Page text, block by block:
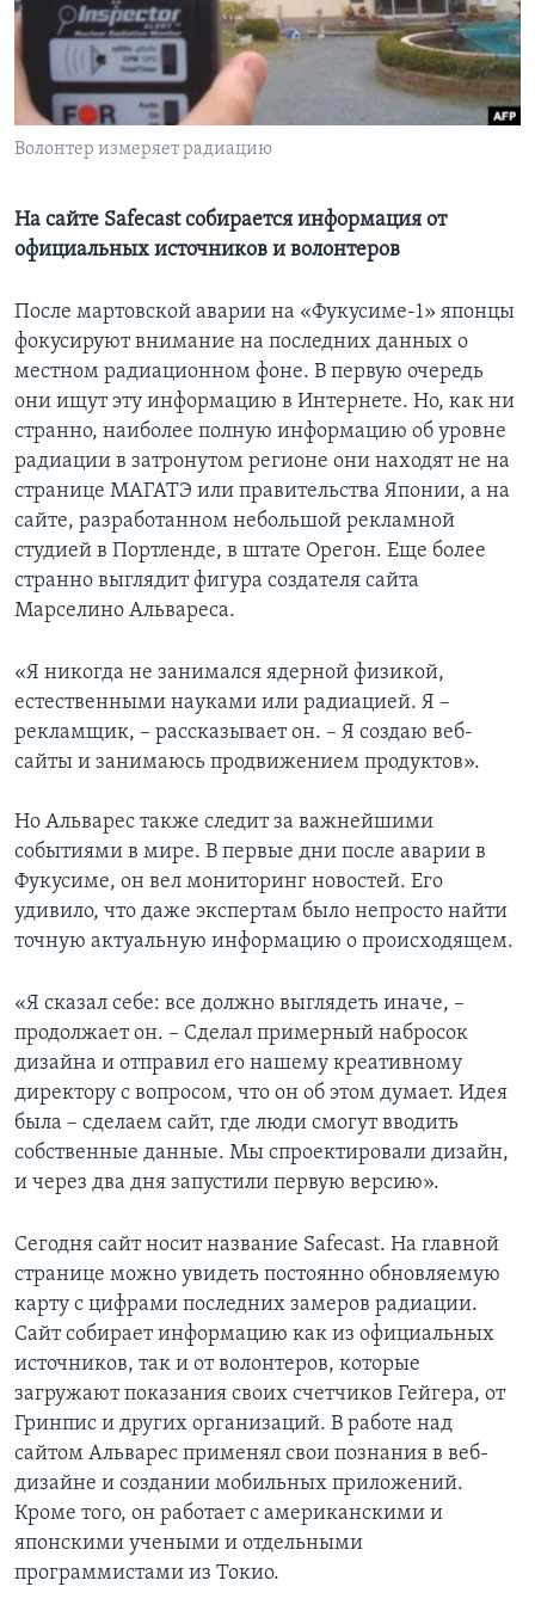
Learning English
СОЦИАЛЬНЫЕ СЕТИ
Языки
Волонтер измеряет радиацию
На сайте Safecast собирается информация от
официальных источников и волонтеров
После мартовской аварии на «Фукусиме-1» японцы
фокусируют внимание на последних данных о
местном радиационном фоне. В первую очередь
они ищут эту информацию в Интернете. Но, как ни
странно, наиболее полную информацию об уровне
радиации в затронутом регионе они находят не на
странице МАГАТЭ или правительства Японии, а на
сайте, разработанном небольшой рекламной
студией в Портленде, в штате Орегон. Еще более
странно выглядит фигура создателя сайта
Марселино Альвареса.
«Я никогда не занимался ядерной физикой,
естественными науками или радиацией. Я –
рекламщик, – рассказывает он. – Я создаю веб-
сайты и занимаюсь продвижением продуктов».
Но Альварес также следит за важнейшими
событиями в мире. В первые дни после аварии в
Фукусиме, он вел мониторинг новостей. Его
удивило, что даже экспертам было непросто найти
точную актуальную информацию о происходящем.
«Я сказал себе: все должно выглядеть иначе, –
продолжает он. – Сделал примерный набросок
дизайна и отправил его нашему креативному
директору с вопросом, что он об этом думает. Идея
была – сделаем сайт, где люди смогут вводить
собственные данные. Мы спроектировали дизайн,
и через два дня запустили первую версию».
Сегодня сайт носит название Safecast. На главной
странице можно увидеть постоянно обновляемую
карту с цифрами последних замеров радиации.
Сайт собирает информацию как из официальных
источников, так и от волонтеров, которые
загружают показания своих счетчиков Гейгера, от
Гринпис и других организаций. В работе над
сайтом Альварес применял свои познания в веб-
дизайне и создании мобильных приложений.
Кроме того, он работает с американскими и
японскими учеными и отдельными
программистами из Токио.